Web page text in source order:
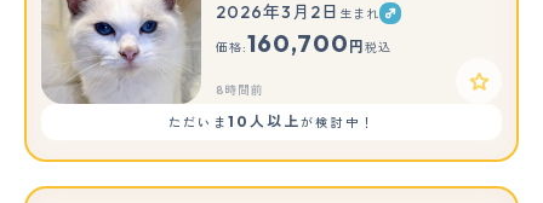
2026年3月2日 生まれ
価格:160,700 円 税込
8時間前
ただいま 10人以上が検討中！